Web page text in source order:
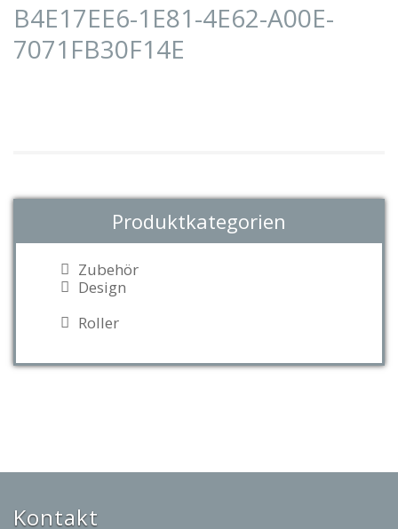
B4E17EE6-1E81-4E62-A00E-
7071FB30F14E
Produktkategorien
Zubehör
Design
Roller
Kontakt